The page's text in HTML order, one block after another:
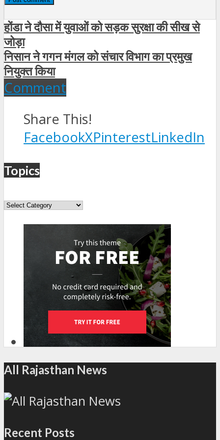
होंडा ने दौसा में युवाओं को सड़क सुरक्षा की सीख से
जोड़ा
निसान ने गगन मंगल को संचार विभाग का प्रमुख
नियुक्त किया
Comment
Share This!
FacebookXPinterestLinkedIn
Topics
Topics
All Rajasthan News
Recent Posts